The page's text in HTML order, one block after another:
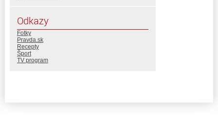
Odkazy
Fotky
Pravda.sk
Recepty
Šport
TV program